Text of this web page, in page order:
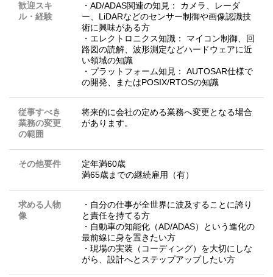
歓迎スキ
ル・経験
・AD/ADAS関連の知見： カメラ、レーダ
ー、LiDARなどのセンサー制御や画像認識技
術に興味がある方
・エレクトロニクス知識： マイコン制御、回
路図の読解、波形測定などハードウェアに近
い領域の知識
・プラットフォーム知見： AUTOSAR仕様で
の開発、またはPOSIX/RTOSの知識
従事すべき
業務の変更
の範囲
将来的に会社の定める業務へ変更となる場合
があります。
その他要件
定年満60歳
満65歳までの継続雇用（有）
求める人物
像
・自分の仕事が全世界に波及することに誇り
と責任を持てる方
・自動車の知能化（AD/ADAS）という進化の
最前線に身を置きたい方
・現場の実装（コーディング）を大切にしな
がら、設計へとステップアップしたい方